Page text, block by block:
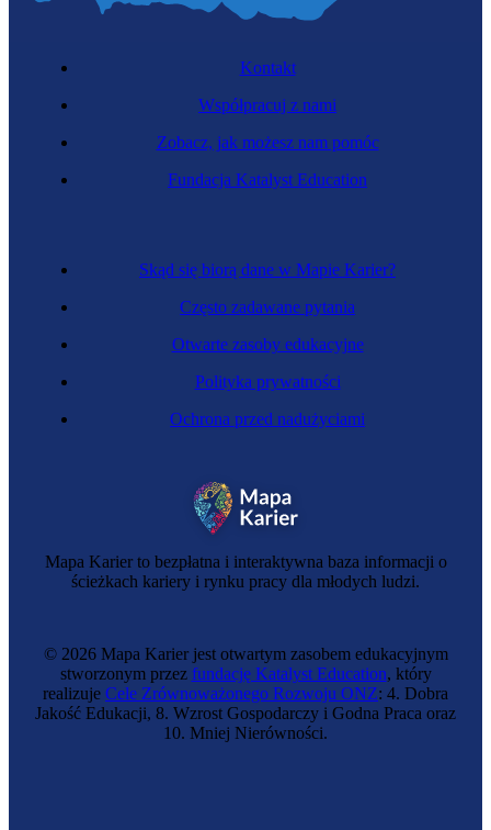
Mapa Karier to bezpłatna i interaktywna baza informacji o
ścieżkach kariery i rynku pracy dla młodych ludzi.
Skąd się biorą dane w Mapie Karier?
Często zadawane pytania
Otwarte zasoby edukacyjne
Polityka prywatności
Ochrona przed nadużyciami
Kontakt
Współpracuj z nami
Zobacz, jak możesz nam pomóc
Fundacja Katalyst Education
© 2026 Mapa Karier jest otwartym zasobem edukacyjnym
stworzonym przez fundację Katalyst Education, który
realizuje Cele Zrównoważonego Rozwoju ONZ: 4. Dobra
Jakość Edukacji, 8. Wzrost Gospodarczy i Godna Praca oraz
10. Mniej Nierówności.